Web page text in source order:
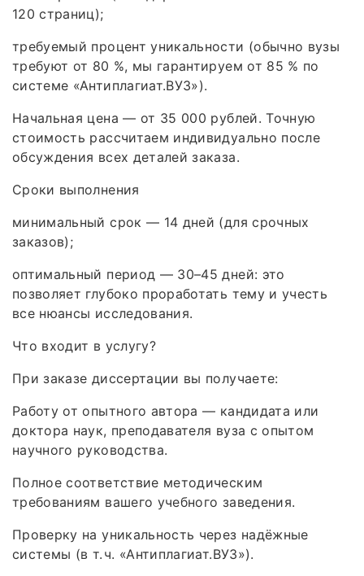
120 страниц);
требуемый процент уникальности (обычно вузы
требуют от 80 %, мы гарантируем от 85 % по
системе «Антиплагиат.ВУЗ»).
Начальная цена — от 35 000 рублей. Точную
стоимость рассчитаем индивидуально после
обсуждения всех деталей заказа.
Сроки выполнения
минимальный срок — 14 дней (для срочных
заказов);
оптимальный период — 30–45 дней: это
позволяет глубоко проработать тему и учесть
все нюансы исследования.
Что входит в услугу?
При заказе диссертации вы получаете:
Работу от опытного автора — кандидата или
доктора наук, преподавателя вуза с опытом
научного руководства.
Полное соответствие методическим
требованиям вашего учебного заведения.
Проверку на уникальность через надёжные
системы (в т. ч. «Антиплагиат.ВУЗ»).